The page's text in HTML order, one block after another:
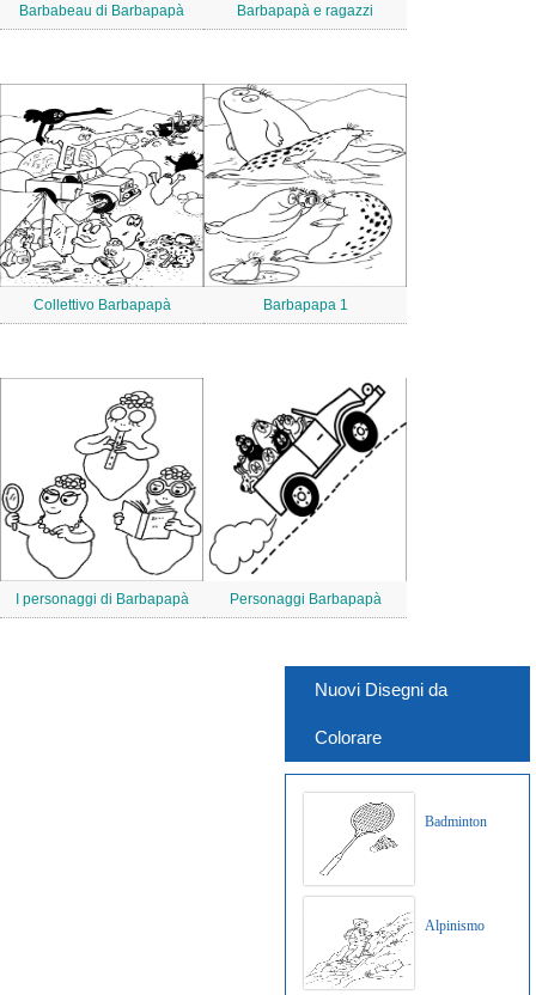
Barbabeau di Barbapapà Barbapapà e ragazzi
Collettivo Barbapapà Barbapapa 1
I personaggi di Barbapapà Personaggi Barbapapà
Nuovi Disegni da
Colorare
Badminton
Alpinismo